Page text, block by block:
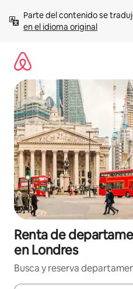
contenido
Parte del contenido se
en el idioma original
Renta de
en Londres
Busca y reserva